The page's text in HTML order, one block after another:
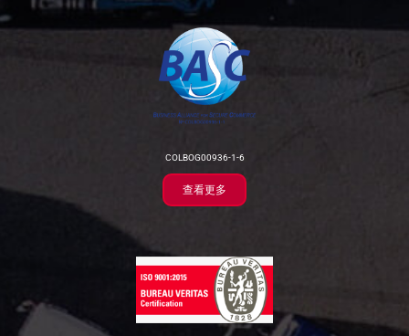
COLBOG00936-1-6
查看更多